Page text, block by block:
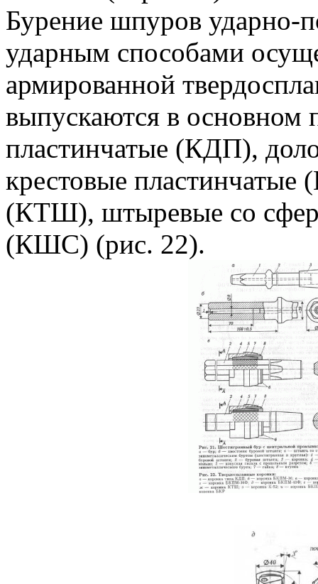
Бурение шпуров ударно-
ударным способами
армированной
выпускаются в основном
пластинчатые (КДП),
крестовые
(КТШ), штыревые со
(КШС) (рис. 22).